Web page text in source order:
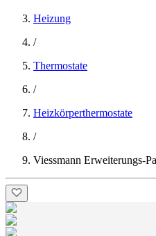
Heizung
/
Thermostate
/
Heizkörperthermostate
/
Viessmann Erweiterungs-